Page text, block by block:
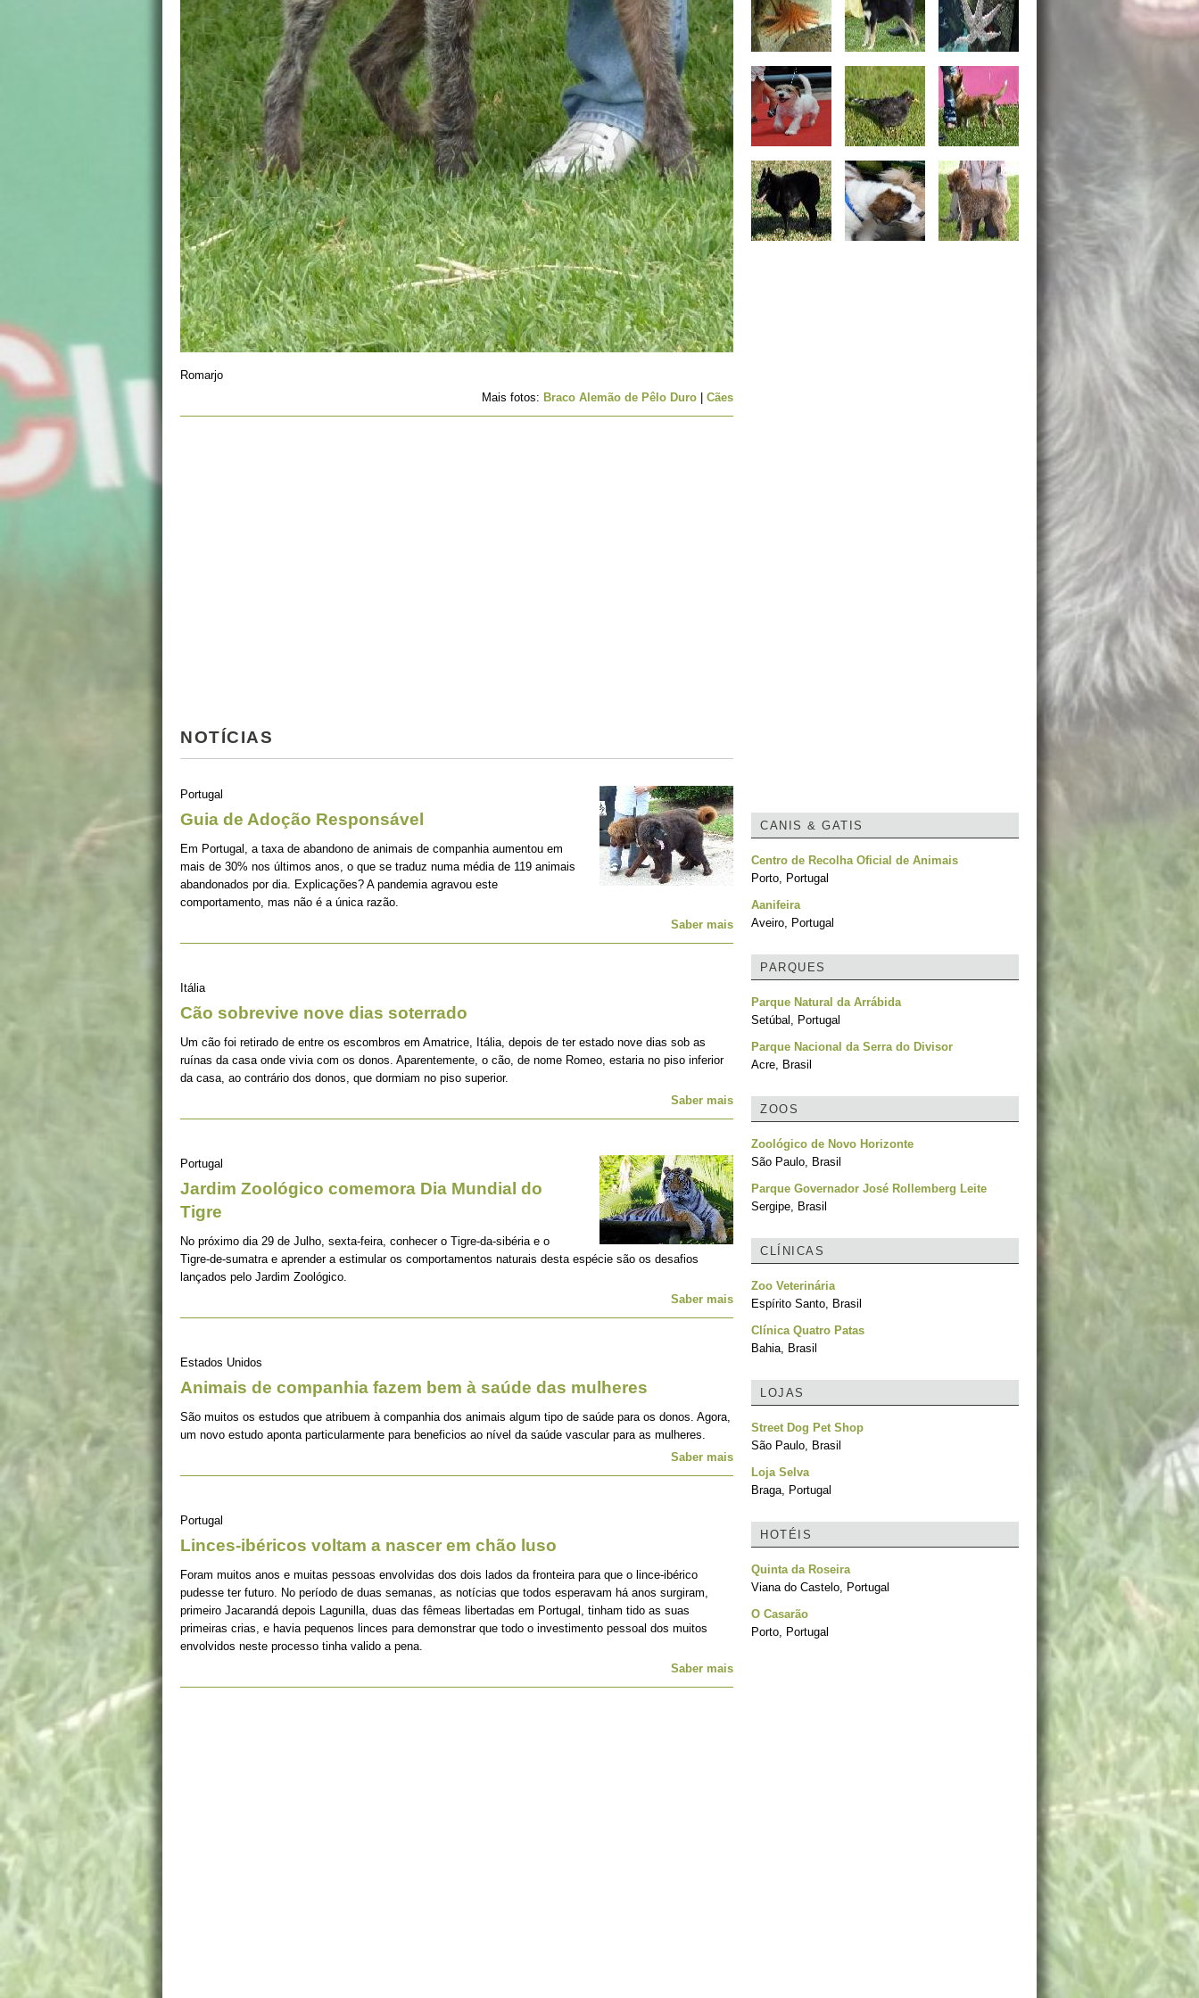
Romarjo
Mais fotos: Braco Alemão de Pêlo Duro Cães
NOTÍCIAS
Portugal
Guia de Adoção Responsável
Em Portugal, a taxa de abandono de animais de companhia aumentou em
mais de 30% nos últimos anos, o que se traduz numa média de 119 animais
abandonados por dia. Explicações? A pandemia agravou este
comportamento, mas não é a única razão.
Saber mais
Itália
Cão sobrevive nove dias soterrado
Um cão foi retirado de entre os escombros em Amatrice, Itália, depois de ter estado nove dias sob as
ruínas da casa onde vivia com os donos. Aparentemente, o cão, de nome Romeo, estaria no piso inferior
da casa, ao contrário dos donos, que dormiam no piso superior.
Saber mais
Portugal
Jardim Zoológico comemora Dia Mundial do
Tigre
No próximo dia 29 de Julho, sexta-feira, conhecer o Tigre-da-sibéria e o
Tigre-de-sumatra e aprender a estimular os comportamentos naturais desta espécie são os desafios
lançados pelo Jardim Zoológico.
Saber mais
Estados Unidos
Animais de companhia fazem bem à saúde das mulheres
São muitos os estudos que atribuem à companhia dos animais algum tipo de saúde para os donos. Agora,
um novo estudo aponta particularmente para beneficios ao nível da saúde vascular para as mulheres.
Saber mais
Portugal
Linces-ibéricos voltam a nascer em chão luso
Foram muitos anos e muitas pessoas envolvidas dos dois lados da fronteira para que o lince-ibérico
pudesse ter futuro. No período de duas semanas, as notícias que todos esperavam há anos surgiram,
primeiro Jacarandá depois Lagunilla, duas das fêmeas libertadas em Portugal, tinham tido as suas
primeiras crias, e havia pequenos linces para demonstrar que todo o investimento pessoal dos muitos
envolvidos neste processo tinha valido a pena.
Saber mais
CANIS & GATIS
Centro de Recolha Oficial de Animais
Porto, Portugal
Aanifeira
Aveiro, Portugal
PARQUES
Parque Natural da Arrábida
Setúbal, Portugal
Parque Nacional da Serra do Divisor
Acre, Brasil
ZOOS
Zoológico de Novo Horizonte
São Paulo, Brasil
Parque Governador José Rollemberg Leite
Sergipe, Brasil
CLÍNICAS
Zoo Veterinária
Espírito Santo, Brasil
Clínica Quatro Patas
Bahia, Brasil
LOJAS
Street Dog Pet Shop
São Paulo, Brasil
Loja Selva
Braga, Portugal
HOTÉIS
Quinta da Roseira
Viana do Castelo, Portugal
O Casarão
Porto, Portugal